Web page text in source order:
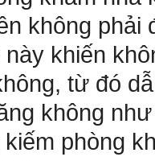
không phải
này khiến
từ đó
không
phòng